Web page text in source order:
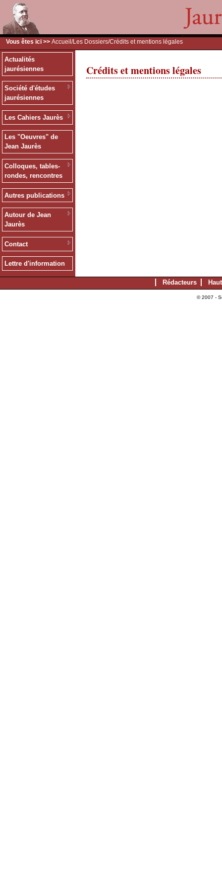
Vous êtes ici >> Accueil /Les Dossiers/Crédits et mentions légales
Actualités
jaurésiennes
Société d'études
jaurésiennes
Les Cahiers Jaurès
Les "Oeuvres" de
Jean Jaurès
Colloques, tables-
rondes, rencontres
Autres publications
Autour de Jean
Jaurès
Contact
Lettre d'information
Crédits et mentions légales
Rédacteurs
© 2007 -